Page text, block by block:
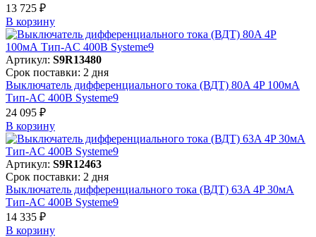
13 725 ₽
В корзинy
Артикул: S9R13480
Срок поставки: 2 дня
Выключатель дифференциального тока (ВДТ) 80A 4P 100мА
Тип-AC 400В Systeme9
24 095 ₽
В корзинy
Артикул: S9R12463
Срок поставки: 2 дня
Выключатель дифференциального тока (ВДТ) 63A 4P 30мА
Тип-AC 400В Systeme9
14 335 ₽
В корзинy